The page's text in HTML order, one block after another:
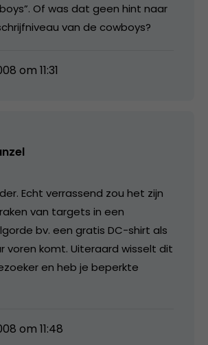
Of was dat geen hint naar
van de cowboys?
om 11:31
Echt verrassend zou het zijn
van targets in een
bv. een gratis DC-shirt als
voren komt. Uiteraard wisselt dit
en heb je beperkte
om 11:48